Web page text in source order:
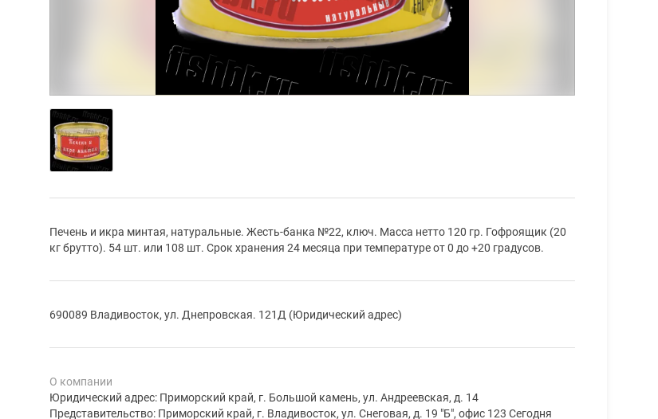
Печень и икра минтая, натуральные. Жесть-банка №22, ключ. Масса нетто 120 гр. Гофроящик (20
кг брутто). 54 шт. или 108 шт. Срок хранения 24 месяца при температуре от 0 до +20 градусов.
690089 Владивосток, ул. Днепровская. 121Д (Юридический адрес)
О компании
Юридический адрес: Приморский край, г. Большой камень, ул. Андреевская, д. 14
Представительство: Приморский край, г. Владивосток, ул. Снеговая, д. 19 "Б", офис 123 Сегодня